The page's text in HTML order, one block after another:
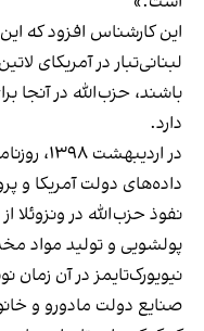
این کارشناس افزود که
لبنانی‌تبار در آمریکای
باشند، حزب‌الله در
دارد.
در اردیبهشت ۱۳۹۸،
داده‌های دولت آمریکا و
نفوذ حزب‌الله در ونزوئلا
پولشویی و تولید مواد
نیویورک‌تایمز در آن
صنایع دولت مادورو و